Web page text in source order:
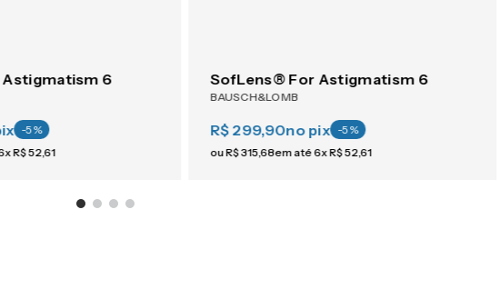
6
-5%
xR$52,61
SofLens® For Astigmatism 6
BAUSCH&LOMB
R$ 299,90no pix -5%
ouR$315,68em até6xR$52,61